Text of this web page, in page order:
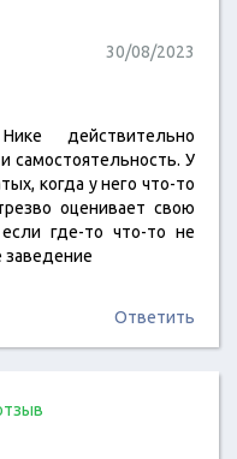
30/08/2023
действительно
самостоятельность. У
когда у него что-то
оценивает свою
где-то что-то не
заведение
Ответить